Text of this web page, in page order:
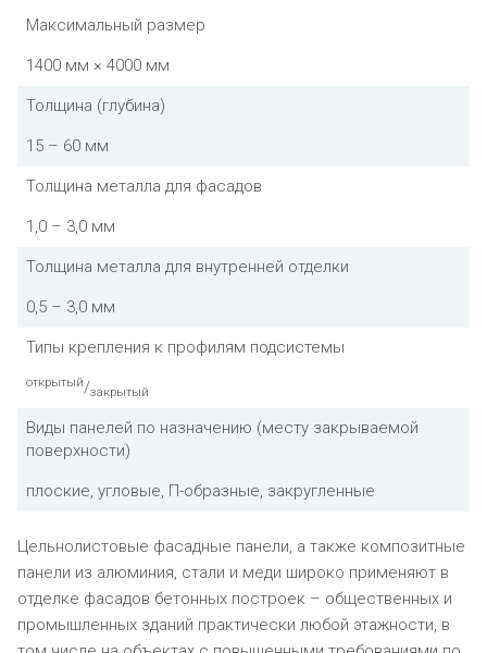
Максимальный размер
1400 мм × 4000 мм
Толщина (глубина)
15 – 60 мм
Толщина металла для фасадов
1,0 – 3,0 мм
Толщина металла для внутренней отделки
0,5 – 3,0 мм
Типы крепления к профилям подсистемы
открытый/закрытый
Виды панелей по назначению (месту закрываемой
поверхности)
плоские, угловые, П-образные, закругленные
Цельнолистовые фасадные панели, а также композитные
панели из алюминия, стали и меди широко применяют в
отделке фасадов бетонных построек – общественных и
промышленных зданий практически любой этажности, в